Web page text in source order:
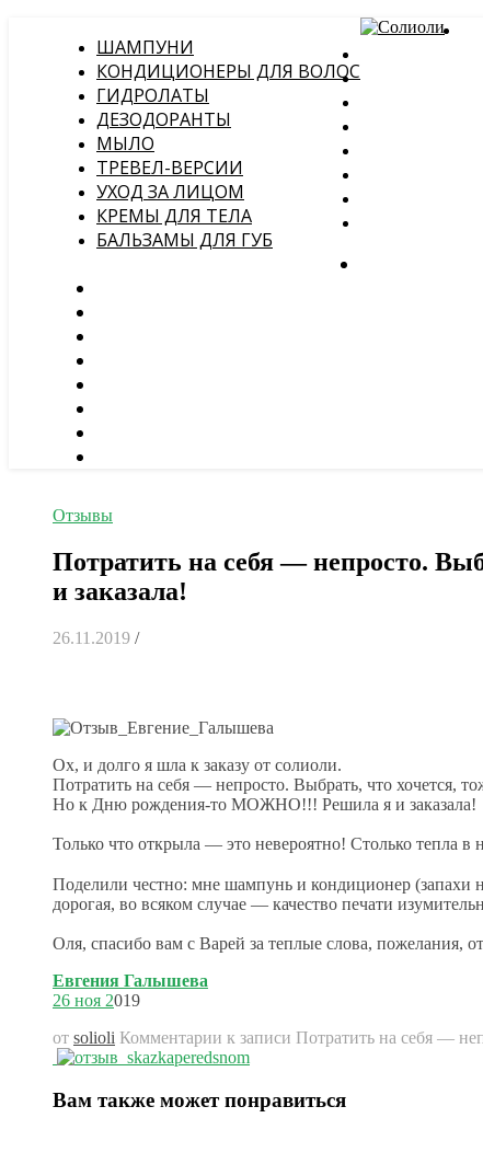
ШАМПУНИ
КОНДИЦИОНЕРЫ ДЛЯ ВОЛОС
ГИДРОЛАТЫ
ДЕЗОДОРАНТЫ
МЫЛО
ТРЕВЕЛ-ВЕРСИИ
УХОД ЗА ЛИЦОМ
КРЕМЫ ДЛЯ ТЕЛА
БАЛЬЗАМЫ ДЛЯ ГУБ
Отзывы
Потратить на себя — непросто.
и заказала!
26.11.2019 /
Ох, и долго я шла к заказу от солиоли.
Потратить на себя — непросто. Выбрать, что хочется,
Но к Дню рождения-то МОЖНО!!! Решила я и заказала!
Только что открыла — это невероятно! Столько тепла в
Поделили честно: мне шампунь и кондиционер (запахи
дорогая, во всяком случае — качество печати
Оля, спасибо вам с Варей за теплые слова, пожелания,
Евгения Галышева
26 ноя 2019
от solioli Комментарии к записи Потратить на себя —
Вам также может понравиться